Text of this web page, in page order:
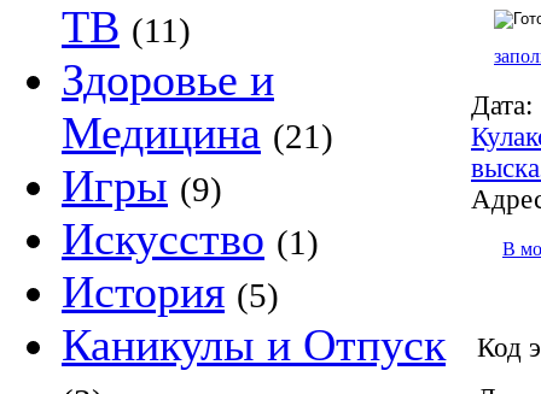
ТВ (11)
Здоровье и
Медицина (21)
Игры (9)
Искусство (1)
История (5)
Каникулы и Отпуск
Дата:
В
Код